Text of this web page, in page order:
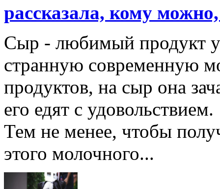
рассказала, кому
Сыр - любимый продукт
странную современную
продуктов, на сыр она
его едят с удовольствием.
Тем не менее, чтобы
этого молочного...